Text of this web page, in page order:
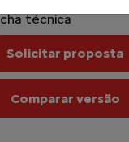
técnica
Solicitar proposta
Comparar versão